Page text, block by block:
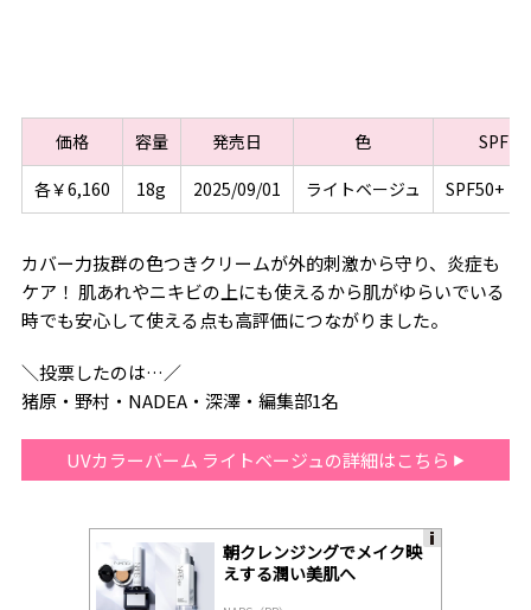
価格 容量 発売日 色
SPF・
各￥6,160
18g 2025/09/01 ライトベージュ SPF50+・
カバー力抜群の色つきクリームが外的刺激から守り、炎症も
ケア！ 肌あれやニキビの上にも使えるから肌がゆらいでいる
時でも安心して使える点も高評価につながりました。
＼投票したのは…／
猪原・野村・NADEA・深澤・編集部1名
UVカラーバーム ライトベージュの詳細はこちら
朝クレンジングでメイク映
えする潤い美肌へ